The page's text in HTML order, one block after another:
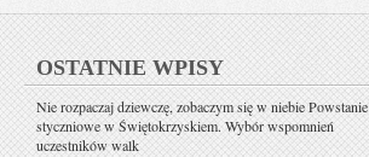
OSTATNIE WPISY
Nie rozpaczaj dziewczę, zobaczym się w niebie Powstanie
styczniowe w Świętokrzyskiem. Wybór wspomnień
uczestników walk